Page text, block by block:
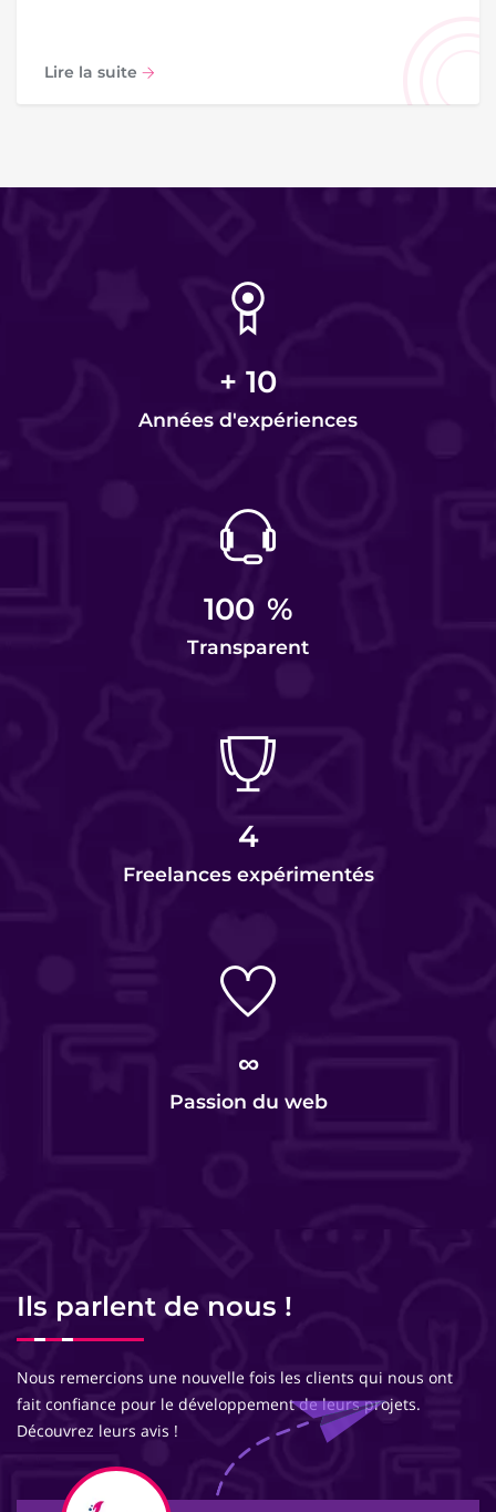
Lire la suite
+ 10
Années d'expériences
100 %
Transparent
4
Freelances expérimentés
∞
Passion du web
Ils parlent de nous !
Nous remercions une nouvelle fois les clients qui nous ont
fait confiance pour le développement de leurs projets.
Découvrez leurs avis !